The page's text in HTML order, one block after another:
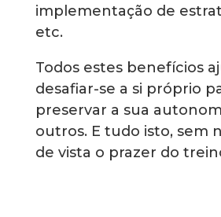
implementação de
etc.
Todos estes benefícios
desafiar-se a si próprio
preservar a sua
outros. E tudo isto, sem
de vista o prazer do